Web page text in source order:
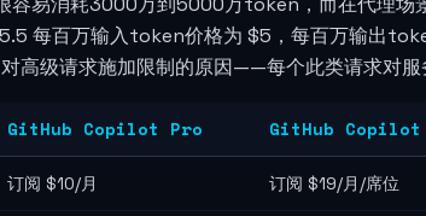
每百万输入token价格为 $5，每百万输出
高级请求施加限制的原因——每个此类请求对服
GitHub Copilot Pro GitHub Copilot
订阅 $10/月 订阅 $19/月/席位